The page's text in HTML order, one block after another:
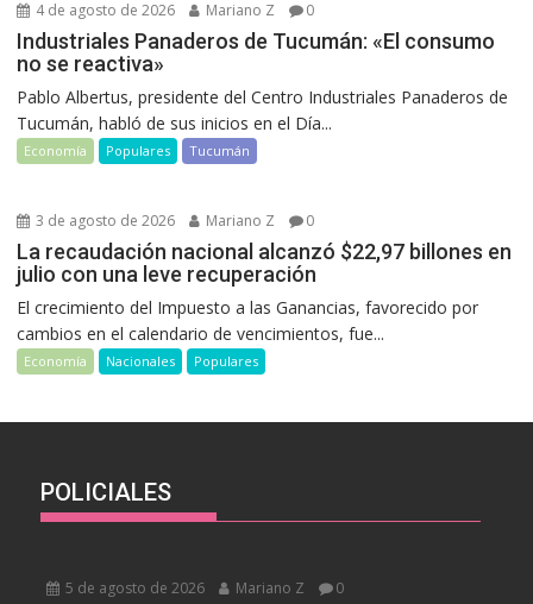
4 de agosto de 2026 Mariano Z 0
Industriales Panaderos de Tucumán: «El consumo
no se reactiva»
Pablo Albertus, presidente del Centro Industriales Panaderos de
Tucumán, habló de sus inicios en el Día...
Economía Populares Tucumán
3 de agosto de 2026 Mariano Z 0
La recaudación nacional alcanzó $22,97 billones en
julio con una leve recuperación
El crecimiento del Impuesto a las Ganancias, favorecido por
cambios en el calendario de vencimientos, fue...
Economía Nacionales Populares
POLICIALES
5 de agosto de 2026 Mariano Z 0